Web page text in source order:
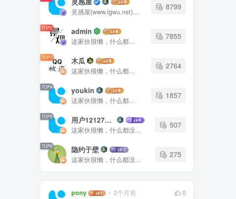
灵感屋(www.lgwu.net)尽可能为每一位设计师提供更全面、更精致、更具有创意感的设计素材。努力成为景观设计师展示实力和互相学习的优质网络资源发布平台。
8799
TOP2 admin
这家伙很懒，什么都没有写...
7855
TOP3 木瓜
这家伙很懒，什么都没有写...
2764
TOP4 youkin
这家伙很懒，什么都没有写...
1857
TOP5 用户12127023
这家伙很懒，什么都没有写...
507
TOP6 隐约于壁
这家伙很懒，什么都没有写...
275
pony 2个月前
0